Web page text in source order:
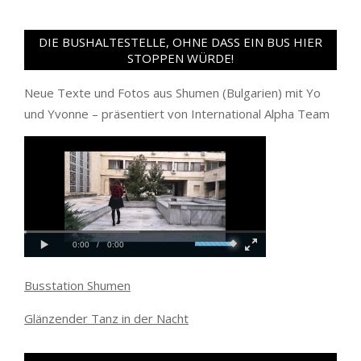
DIE BUSHALTESTELLE, OHNE DASS EIN BUS HIER
STOPPEN WÜRDE!
Neue Texte und Fotos aus Shumen (Bulgarien) mit Yo
und Yvonne – präsentiert von International Alpha Team
Busstation Shumen
Glänzender Tanz in der Nacht